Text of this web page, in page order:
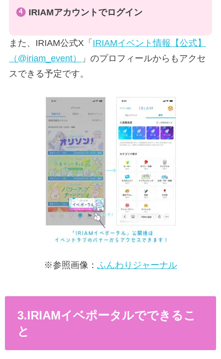
IRIAMアカウントでログイン
また、IRIAM公式X「 IRIAMイベント情報【公式】
（@iriam_event）
」のプロフィールからもアクセ
スできる予定です。
※参照画像： ふんわりジャーナル
3.IRIAMイベポータルでできるこ
と